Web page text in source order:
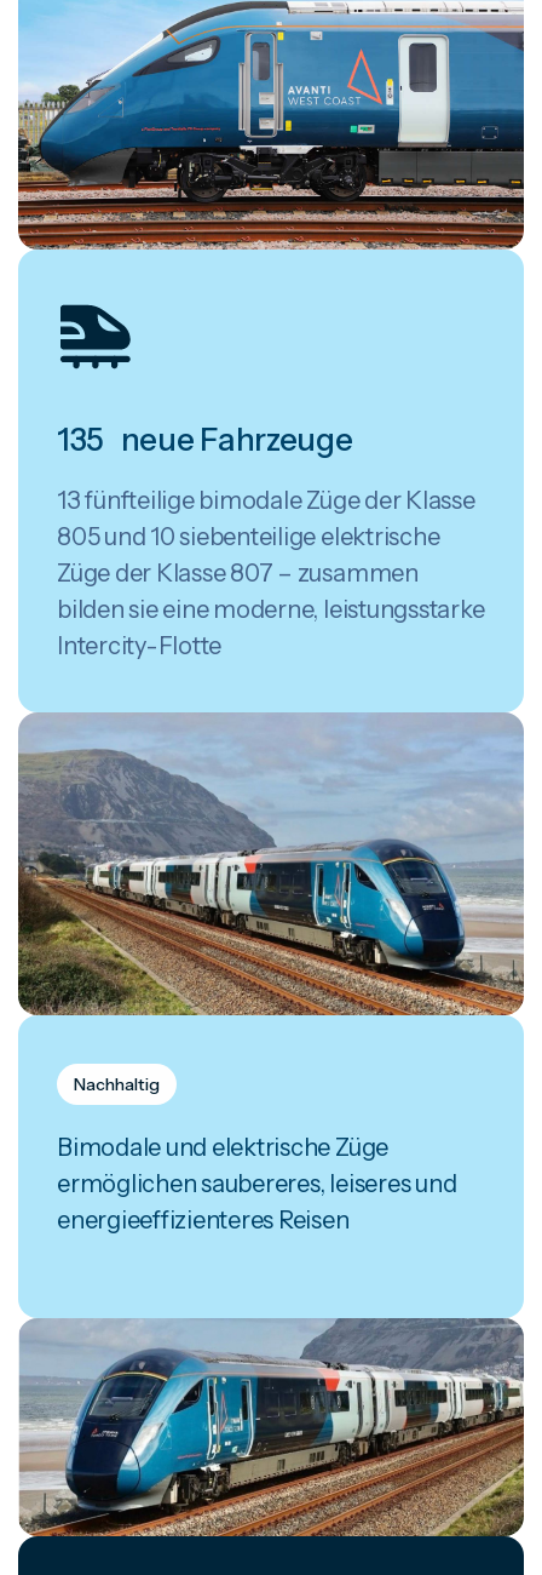
135 neue Fahrzeuge
13 fünfteilige bimodale Züge der Klasse
805 und 10 siebenteilige elektrische
Züge der Klasse 807 – zusammen
bilden sie eine moderne, leistungsstarke
Intercity-Flotte
Nachhaltig
Bimodale und elektrische Züge
ermöglichen saubereres, leiseres und
energieeffizienteres Reisen